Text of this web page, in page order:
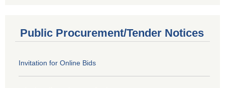
Public Procurement/Tender Notices
Invitation for Online Bids